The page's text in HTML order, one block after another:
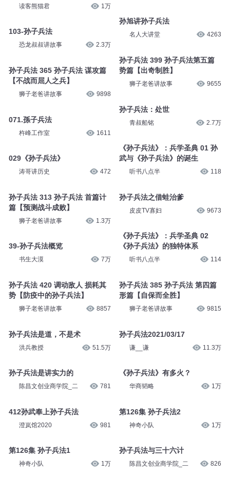
读客熊猫君 1万
103-孙子兵法
恐龙叔叔讲故事 2.3万
孙子兵法 365 孙子兵法 谋攻篇
【不战而屈人之兵】
狮子老爸讲故事 9898
071.孫子兵法
杵峰工作室 1611
029《孙子兵法》
涛哥讲历史 472
孙子兵法 313 孙子兵法 首篇计
篇【预测战斗成败】
狮子老爸讲故事 1.3万
39-孙子兵法概览
书生大漠 7万
孙子兵法 420 调动敌人 损耗其
势【防疫中的孙子兵法】
狮子老爸讲故事 8857
孙子兵法是道，不是术
洪兵教授 51.5万
孙子兵法是讲实力的
陈昌文创业商学院_二 781
412孙武奉上孙子兵法
澄岚馆2020 981
第126集 孙子兵法1
神奇小队 1万
孙旭讲孙子兵法
名人大讲堂 4263
孙子兵法 399 孙子兵法第五篇
势篇【出奇制胜】
狮子老爸讲故事 9655
孙子兵法：处世
青叔船铭 2.7万
《孙子兵法》：兵学圣典 01 孙
武与《孙子兵法》的诞生
听书八点半 118
孙子兵法之借蛙治爹
皮皮TV寡妇 9673
《孙子兵法》：兵学圣典 02
《孙子兵法》的独特体系
听书八点半 114
孙子兵法 385 孙子兵法 第四篇
形篇【自保而全胜】
狮子老爸讲故事 9815
孙子兵法2021/03/17
谦__谦 11.3万
《孙子兵法》有多火？
华商韬略 1万
第126集 孙子兵法2
神奇小队 1万
孙子兵法与三十六计
陈昌文创业商学院_二 826